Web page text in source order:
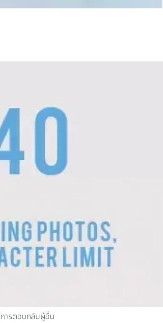
การตอบกลับผู้อื่น